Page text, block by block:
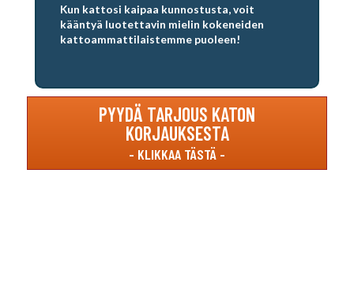
Kun kattosi kaipaa kunnostusta, voit
kääntyä luotettavin mielin kokeneiden
kattoammattilaistemme puoleen!
PYYDÄ TARJOUS KATON
KORJAUKSESTA